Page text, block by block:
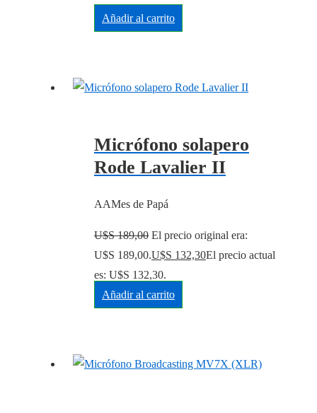
Añadir al carrito
Micrófono solapero
Rode Lavalier II
AAMes de Papá
U$S189,00 El precio original era:
U$S 189,00.U$S 132,30El precio actual
es: U$S 132,30.
Añadir al carrito